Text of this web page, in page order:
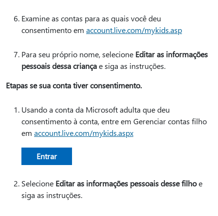
Examine as contas para as quais você deu
consentimento em account.live.com/mykids.asp
Para seu próprio nome, selecione Editar as informações
pessoais dessa criançae siga as instruções.
Etapas se sua conta tiver consentimento.
Usando a conta da Microsoft adulta que deu
consentimento à conta, entre em Gerenciar contas filho
em account.live.com/mykids.aspx
Entrar
Selecione Editar as informações pessoais desse filhoe
siga as instruções.